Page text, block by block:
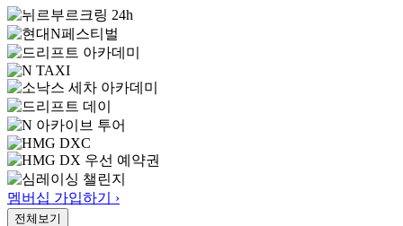
멤버십 가입하기 ›
전체보기